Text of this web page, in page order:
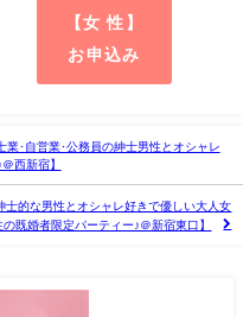
【女 性】
お申込み
業･自営業･公務員の紳士男性とオシャレ
西新宿】
士的な男性とオシャレ好きで優しい大人女
の既婚者限定パーティー♪＠新宿東口】